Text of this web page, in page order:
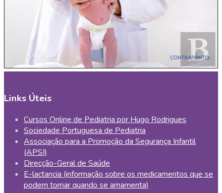
Links Úteis
Cursos Online de Pediatria por Hugo Rodrigues
Sociedade Portuguesa de Pediatria
Associação para a Promoção da Segurança Infantil
(APSI)
Direcção-Geral de Saúde
E-lactancia (informação sobre os medicamentos que se
podem tomar quando se amamenta)